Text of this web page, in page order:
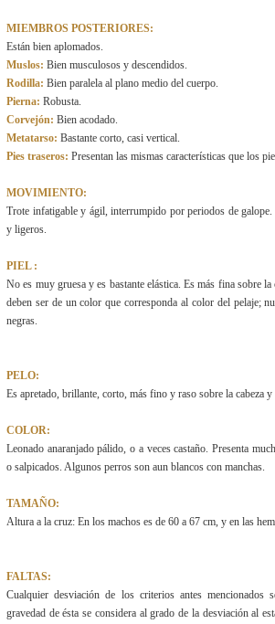
MIEMBROS POSTERIORES:
Están bien aplomados.
Muslos: Bien musculosos y descendidos.
Rodilla: Bien paralela al plano medio del cuerpo.
Pierna: Robusta.
Corvejón: Bien acodado.
Metatarso: Bastante corto, casi vertical.
Pies traseros: Presentan las mismas características que los
MOVIMIENTO:
Trote infatigable y ágil, interrumpido por periodos de
y ligeros.
PIEL :
No es muy gruesa y es bastante elástica. Es más fina sobre la
deben ser de un color que corresponda al color del pelaje;
negras.
PELO:
Es apretado, brillante, corto, más fino y raso sobre la cabeza y
COLOR:
Leonado anaranjado pálido, o a veces castaño. Presenta
o salpicados. Algunos perros son aun blancos con manchas.
TAMAÑO:
Altura a la cruz: En los machos es de 60 a 67 cm, y en las
FALTAS:
Cualquier desviación de los criterios antes mencionados
gravedad de ésta se considera al grado de la desviación al